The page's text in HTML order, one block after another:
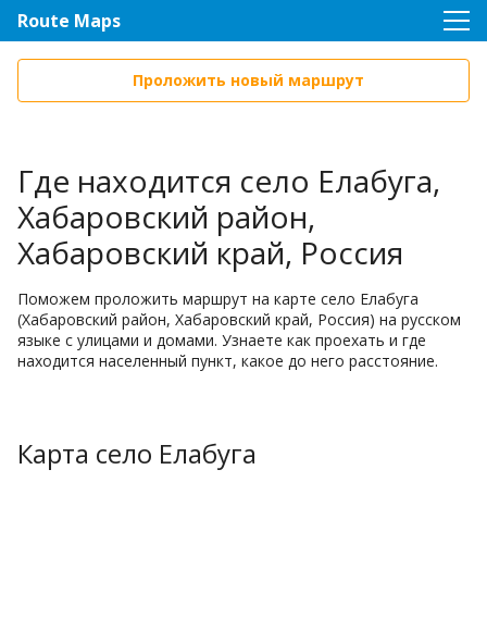
Route Maps
Проложить новый маршрут
Где находится село Елабуга,
Хабаровский район,
Хабаровский край, Россия
Поможем проложить маршрут на карте село Елабуга
(Хабаровский район, Хабаровский край, Россия) на русском
языке с улицами и домами. Узнаете как проехать и где
находится населенный пункт, какое до него расстояние.
Карта село Елабуга